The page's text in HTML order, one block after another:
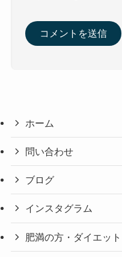
ホーム
問い合わせ
ブログ
インスタグラム
肥満の方・ダイエット